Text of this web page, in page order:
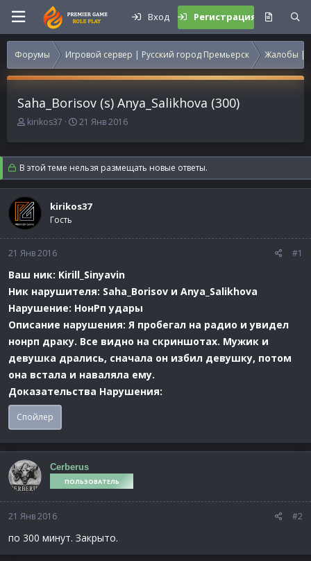
Вход Регистрация
Форумы Игровой сервер | Русский город Премьерск Жалобы |
Saha_Borisov (s) Anya_Salikhova (300)
А
т
о
р
т
е
м
ы
kirikos37
Д
т
а
н
а
а
21 Янв 2016
В этой теме нельзя размещать новые ответы.
kirikos37
Гость
21 Янв 2016 #1
Ваш ник: Kirill_Sinyavin
Ник нарушителя: Saha_Borisov и Anya_Salikhova
Нарушение: НонРп удары
Описание нарушения: Я пробегал на радио и увидел
нонрп драку. Все видно на скриншотах. Мужик и
девушка дрались, сначала он избил девушку, потом
она встала и наваляла ему.
Доказательства Нарушения:
Спойлер
Cerberus
ПОЛЬЗОВАТЕЛЬ
21 Янв 2016 #2
по 300 минут. Закрыто.